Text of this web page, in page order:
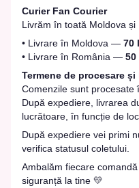
Curier Fan Courier
Livrăm în toată Moldova și
• Livrare în Moldova — 70
• Livrare în România — 50
Termene de procesare și
Comenzile sunt procesate
După expediere, livrarea
lucrătoare, în funcție de
După expediere vei primi
verifica statusul coletului.
Ambalăm fiecare
siguranță la tine 💛